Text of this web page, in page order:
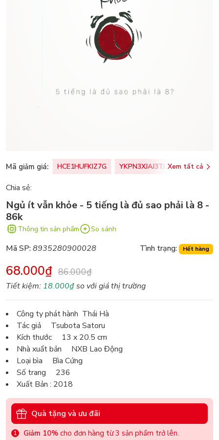
Mã giảm giá: HCE1HUFKIZ7G YKPN3XJAJ3TJ Xem tất cả
Chia sẻ:
Ngủ ít vẫn khỏe - 5 tiếng là đủ sao phải là 8 -
86k
Thông tin sản phẩm So sánh
Mã SP:8935280900028 Tình trạng: Hết hàng
68.000₫ 86.000₫
Tiết kiệm: 18.000₫so với giá thị trường
Công ty phát hành Thái Hà
Tác giả Tsubota Satoru
Kích thước 13 x 20.5 cm
Nhà xuất bản NXB Lao Động
Loại bìa Bìa Cứng
Số trang 236
Xuất Bản : 2018
Quà tặng và ưu đãi
Giảm 10% cho đơn hàng từ 3 sản phẩm trở lên.